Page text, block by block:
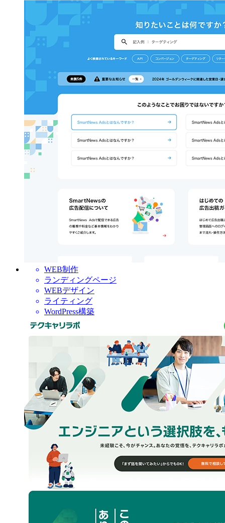
WEB制作
ランディングページ
WEBデザイン
ライティング
WordPress構築